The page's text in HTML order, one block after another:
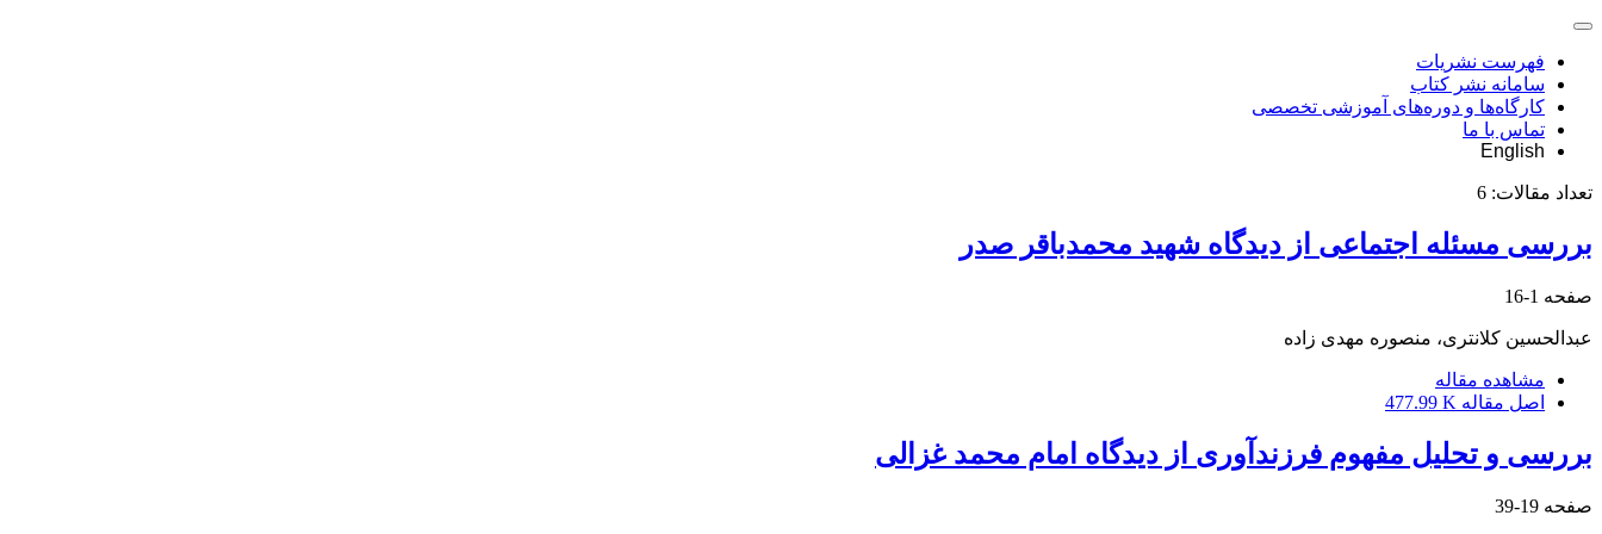
فهرست نشریات
سامانه نشر کتاب
کارگاه‌ها و دوره‌های آموزشی تخصصی
تماس با ما
English
تعداد مقالات: 6
بررسی مسئله اجتماعی از دیدگاه شهید محمدباقر صدر
صفحه 1-16
عبدالحسین کلانتری، منصوره مهدی زاده
مشاهده مقاله
اصل مقاله 477.99 K
بررسی و تحلیل مفهوم فرزندآوری از دیدگاه امام محمد غزالی
صفحه 19-39